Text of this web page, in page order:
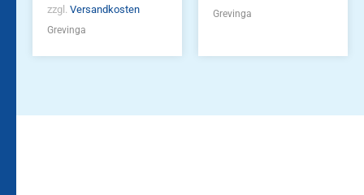
zzgl. Versandkosten
Grevinga
Grevinga